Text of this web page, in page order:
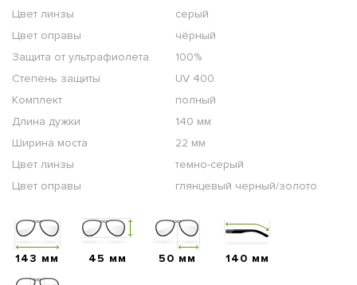
Цвет линзы
серый
Цвет оправы
чёрный
Защита от ультрафиолета
100%
Степень защиты
UV 400
Комплект
полный
Длина дужки
140 мм
Ширина моста
22 мм
Цвет линзы
темно-серый
Цвет оправы
глянцевый черный/золото
143 мм 45 мм 50 мм 140 мм